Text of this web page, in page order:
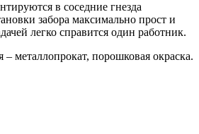
в соседние гнезда
забора максимально прост и
легко справится один работник.
– металлопрокат, порошковая окраска.